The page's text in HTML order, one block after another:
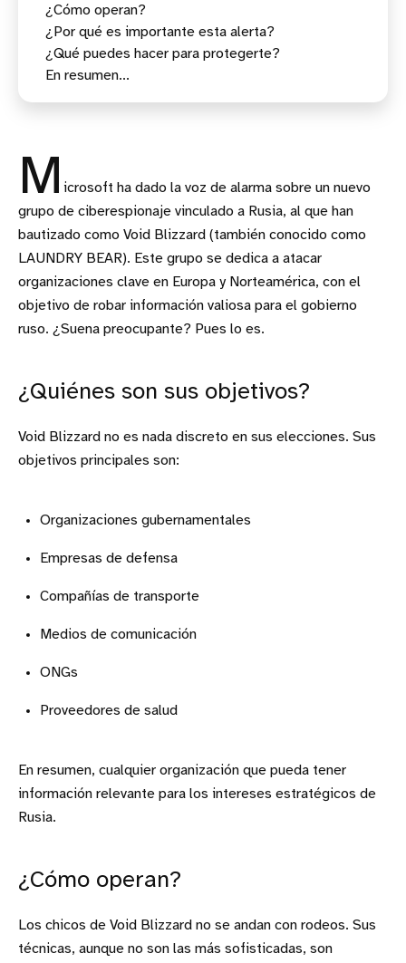
¿Cómo operan?
¿Por qué es importante esta alerta?
¿Qué puedes hacer para protegerte?
Refuerzo de la identidad y la autenticación
En resumen...
M icrosoft ha dado la voz de alarma sobre un nuevo
grupo de ciberespionaje vinculado a Rusia, al que han
bautizado como Void Blizzard (también conocido como
LAUNDRY BEAR). Este grupo se dedica a atacar
organizaciones clave en Europa y Norteamérica, con el
objetivo de robar información valiosa para el gobierno
ruso. ¿Suena preocupante? Pues lo es.
¿Quiénes son sus objetivos?
Void Blizzard no es nada discreto en sus elecciones. Sus
objetivos principales son:
Organizaciones gubernamentales
Empresas de defensa
Compañías de transporte
Medios de comunicación
ONGs
Proveedores de salud
En resumen, cualquier organización que pueda tener
información relevante para los intereses estratégicos de
Rusia.
¿Cómo operan?
Los chicos de Void Blizzard no se andan con rodeos. Sus
técnicas, aunque no son las más sofisticadas, son